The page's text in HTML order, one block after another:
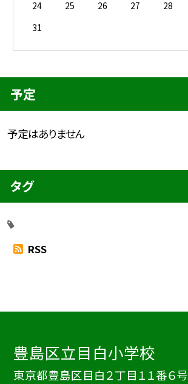
24
25 26 27 28
31
予定
予定はありません
タグ
RSS
豊島区立目白小学校
東京都豊島区目白２丁目１１番６号